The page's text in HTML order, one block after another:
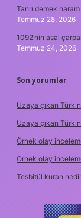
Tanrı demek haram
Temmuz 28, 2026
1092’nin asal
Temmuz 24, 2026
Son yorumlar
Uzaya çıkan Türk
Uzaya çıkan Türk
Örnek olay
Örnek olay
Tesbitül kuran